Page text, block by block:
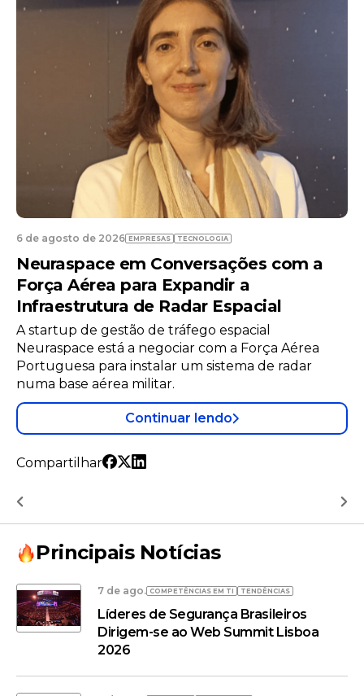
6 de agosto de 2026 EMPRESAS TECNOLOGIA
Neuraspace em Conversações com a
Força Aérea para Expandir a
Infraestrutura de Radar Espacial
A startup de gestão de tráfego espacial
Neuraspace está a negociar com a Força Aérea
Portuguesa para instalar um sistema de radar
numa base aérea militar.
Continuar lendo
Compartilhar
Principais Notícias
7 de ago. COMPETÊNCIAS EM TI TENDÊNCIAS
Líderes de Segurança Brasileiros
Dirigem-se ao Web Summit Lisboa
2026